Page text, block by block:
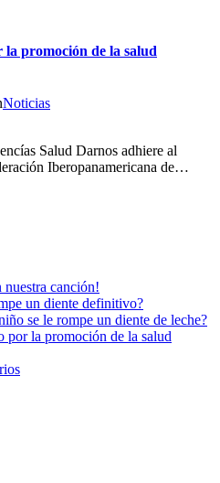
promoción de la salud
Noticias
Salud Darnos adhiere al
Iberopanamericana de…
nuestra canción!
un diente definitivo?
se le rompe un diente de leche?
por la promoción de la salud